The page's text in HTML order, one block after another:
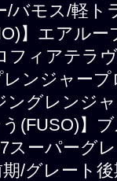
/バモス/軽ト
】エアル
フィアテラ
ンジャー
ングレンジ
う(FUSO)】
スーパーグ
/グレート